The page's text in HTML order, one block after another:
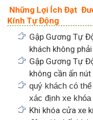
Những Lợi Ích Đạt
Kính Tự Động
Gập Gương Tự
khách không
Gập Gương Tự
không cần ấn
quý khách có
xác định xe
Khi khóa cửa xe